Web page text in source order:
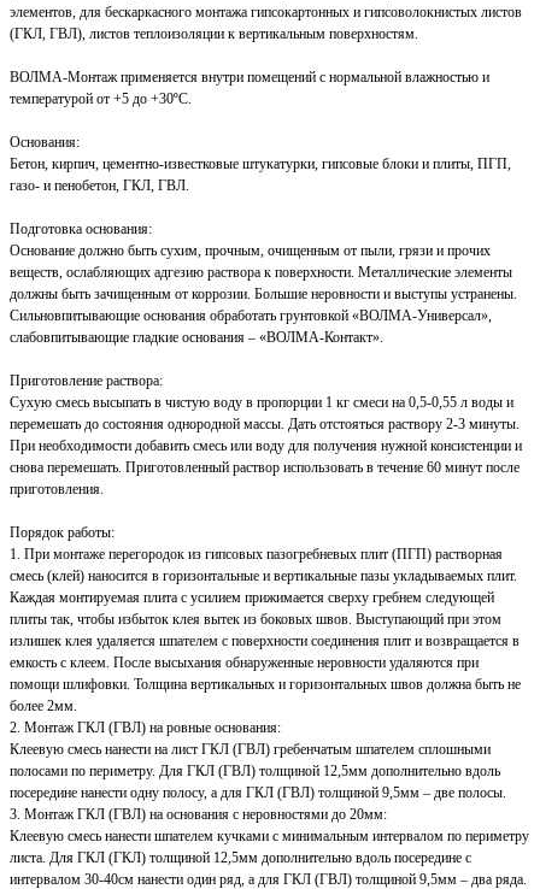
элементов, для бескаркасного монтажа гипсокартонных и гипсоволокнистых листов
(ГКЛ, ГВЛ), листов теплоизоляции к вертикальным поверхностям.
ВОЛМА-Монтаж применяется внутри помещений с нормальной влажностью и
температурой от +5 до +30ºС.
Основания:
Бетон, кирпич, цементно-известковые штукатурки, гипсовые блоки и плиты, ПГП,
газо- и пенобетон, ГКЛ, ГВЛ.
Подготовка основания:
Основание должно быть сухим, прочным, очищенным от пыли, грязи и прочих
веществ, ослабляющих адгезию раствора к поверхности. Металлические элементы
должны быть зачищенным от коррозии. Большие неровности и выступы устранены.
Сильновпитывающие основания обработать грунтовкой «ВОЛМА-Универсал»,
слабовпитывающие гладкие основания – «ВОЛМА-Контакт».
Приготовление раствора:
Сухую смесь высыпать в чистую воду в пропорции 1 кг смеси на 0,5-0,55 л воды и
перемешать до состояния однородной массы. Дать отстояться раствору 2-3 минуты.
При необходимости добавить смесь или воду для получения нужной консистенции и
снова перемешать. Приготовленный раствор использовать в течение 60 минут после
приготовления.
Порядок работы:
1. При монтаже перегородок из гипсовых пазогребневых плит (ПГП) растворная
смесь (клей) наносится в горизонтальные и вертикальные пазы укладываемых плит.
Каждая монтируемая плита с усилием прижимается сверху гребнем следующей
плиты так, чтобы избыток клея вытек из боковых швов. Выступающий при этом
излишек клея удаляется шпателем с поверхности соединения плит и возвращается в
емкость с клеем. После высыхания обнаруженные неровности удаляются при
помощи шлифовки. Толщина вертикальных и горизонтальных швов должна быть не
более 2мм.
2. Монтаж ГКЛ (ГВЛ) на ровные основания:
Клеевую смесь нанести на лист ГКЛ (ГВЛ) гребенчатым шпателем сплошными
полосами по периметру. Для ГКЛ (ГВЛ) толщиной 12,5мм дополнительно вдоль
посередине нанести одну полосу, а для ГКЛ (ГВЛ) толщиной 9,5мм – две полосы.
3. Монтаж ГКЛ (ГВЛ) на основания с неровностями до 20мм:
Клеевую смесь нанести шпателем кучками с минимальным интервалом по периметру
листа. Для ГКЛ (ГКЛ) толщиной 12,5мм дополнительно вдоль посередине с
интервалом 30-40см нанести один ряд, а для ГКЛ (ГВЛ) толщиной 9,5мм – два ряда.